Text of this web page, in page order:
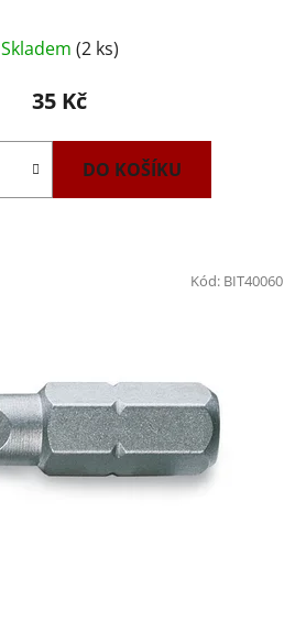
Skladem (2 ks)
35 Kč
DO KOŠÍKU
Kód: BIT40060